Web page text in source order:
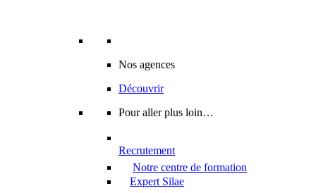
Nos agences
Découvrir
Pour aller plus loin…
Recrutement
Notre centre de formation
Expert Silae